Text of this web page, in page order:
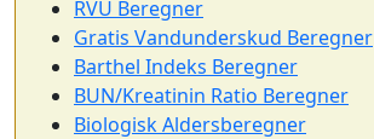
RVU Beregner
Gratis Vandunderskud Beregner
Barthel Indeks Beregner
BUN/Kreatinin Ratio Beregner
Biologisk Aldersberegner